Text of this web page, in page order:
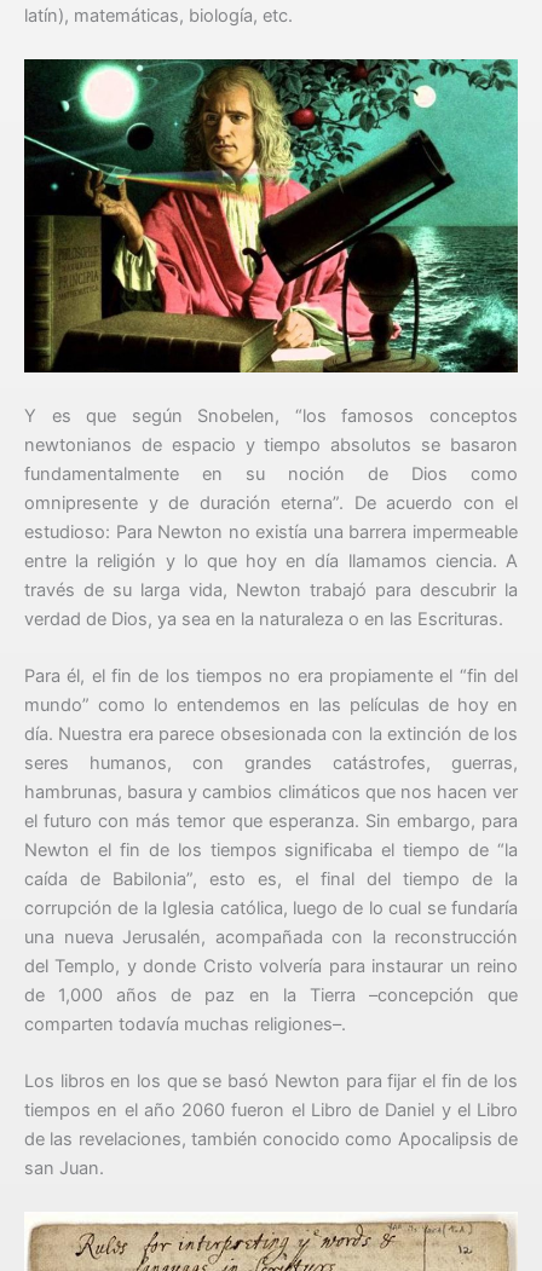
latín), matemáticas, biología, etc.
Y es que según Snobelen, “los famosos conceptos
newtonianos de espacio y tiempo absolutos se basaron
fundamentalmente en su noción de Dios como
omnipresente y de duración eterna”. De acuerdo con el
estudioso: Para Newton no existía una barrera impermeable
entre la religión y lo que hoy en día llamamos ciencia. A
través de su larga vida, Newton trabajó para descubrir la
verdad de Dios, ya sea en la naturaleza o en las Escrituras.
Para él, el fin de los tiempos no era propiamente el “fin del
mundo” como lo entendemos en las películas de hoy en
día. Nuestra era parece obsesionada con la extinción de los
seres humanos, con grandes catástrofes, guerras,
hambrunas, basura y cambios climáticos que nos hacen ver
el futuro con más temor que esperanza. Sin embargo, para
Newton el fin de los tiempos significaba el tiempo de “la
caída de Babilonia”, esto es, el final del tiempo de la
corrupción de la Iglesia católica, luego de lo cual se fundaría
una nueva Jerusalén, acompañada con la reconstrucción
del Templo, y donde Cristo volvería para instaurar un reino
de 1,000 años de paz en la Tierra –concepción que
comparten todavía muchas religiones–.
Los libros en los que se basó Newton para fijar el fin de los
tiempos en el año 2060 fueron el Libro de Daniel y el Libro
de las revelaciones, también conocido como Apocalipsis de
san Juan.